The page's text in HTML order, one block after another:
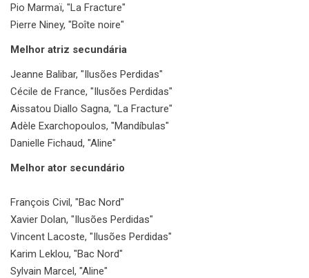
Pio Marmaï, "La Fracture"
Pierre Niney, "Boîte noire"
Melhor atriz secundária
Jeanne Balibar, "Ilusões Perdidas"
Cécile de France, "Ilusões Perdidas"
Aissatou Diallo Sagna, "La Fracture"
Adèle Exarchopoulos, "Mandíbulas"
Danielle Fichaud, "Aline"
Melhor ator secundário
François Civil, "Bac Nord"
Xavier Dolan, "Ilusões Perdidas"
Vincent Lacoste, "Ilusões Perdidas"
Karim Leklou, "Bac Nord"
Sylvain Marcel, "Aline"